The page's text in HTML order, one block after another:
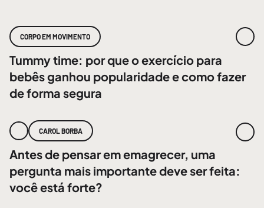
CORPO EM MOVIMENTO
Tummy time: por que o exercício para
bebês ganhou popularidade e como fazer
de forma segura
CAROL BORBA
Antes de pensar em emagrecer, uma
pergunta mais importante deve ser feita:
você está forte?